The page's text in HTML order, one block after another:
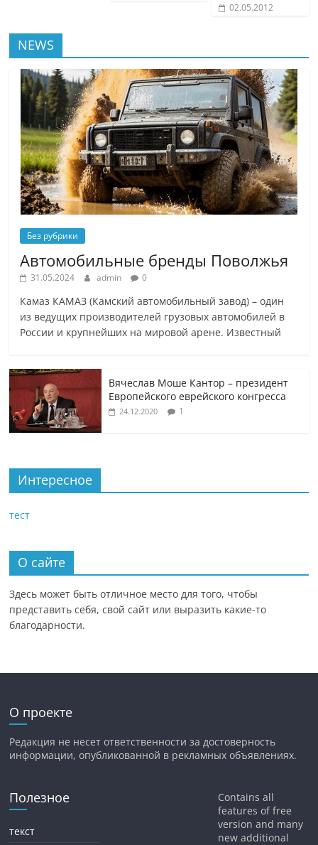
02.05.2012
NEWS
Без рубрики
Автомобильные бренды Поволжья
31.05.2024 admin 0
Камаз КАМАЗ (Камский автомобильный завод) – один
из ведущих производителей грузовых автомобилей в
России и крупнейших на мировой арене. Известный
Вячеслав Моше Кантор – президент
Европейского еврейского конгресса
24.12.2020 1
Интересное
тест
О сайте
Здесь может быть отличное место для того, чтобы
представить себя, свой сайт или выразить какие-то
благодарности.
О проекте
Редакция не несет ответственности за достоверность
информации, опубликованной в рекламных объявлениях.
Полезное
текст
Contains all
features of free
version and many
new additional